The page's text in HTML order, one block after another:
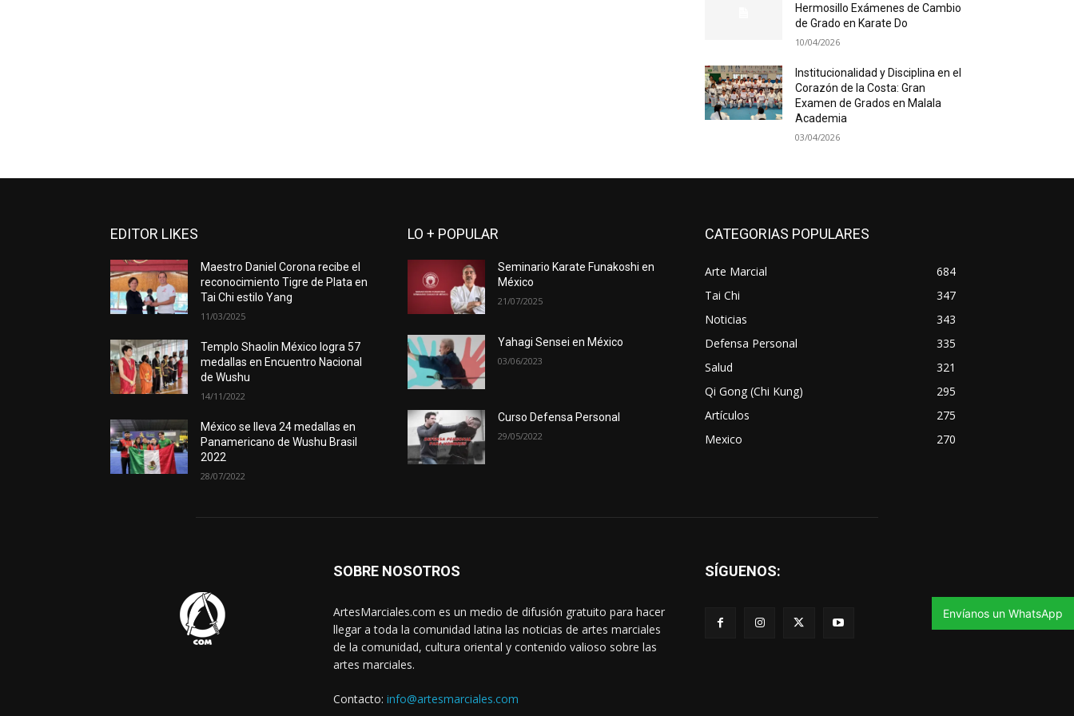
Hermosillo Exámenes de Cambio
de Grado en Karate Do
10/04/2026
Institucionalidad y Disciplina en el
Corazón de la Costa: Gran
Examen de Grados en Malala
Academia
03/04/2026
EDITOR LIKES
Maestro Daniel Corona recibe el
reconocimiento Tigre de Plata en
Tai Chi estilo Yang
11/03/2025
Templo Shaolin México logra 57
medallas en Encuentro Nacional
de Wushu
14/11/2022
México se lleva 24 medallas en
Panamericano de Wushu Brasil
2022
28/07/2022
LO + POPULAR
Seminario Karate Funakoshi en
México
21/07/2025
Yahagi Sensei en México
03/06/2023
Curso Defensa Personal
29/05/2022
CATEGORIAS POPULARES
Arte Marcial
684
Tai Chi
347
Noticias
343
Defensa Personal
335
Salud
321
Qi Gong (Chi Kung)
295
Artículos
275
Mexico
270
SOBRE NOSOTROS
ArtesMarciales.com es un medio de difusión gratuito para hacer
llegar a toda la comunidad latina las noticias de artes marciales
de la comunidad, cultura oriental y contenido valioso sobre las
artes marciales.
Contacto: info@artesmarciales.com
SÍGUENOS:
Envíanos un WhatsApp